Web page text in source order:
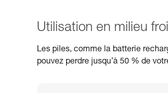
Utilisation en milieu
Les piles, comme la batterie
pouvez perdre jusqu’à 50 % de